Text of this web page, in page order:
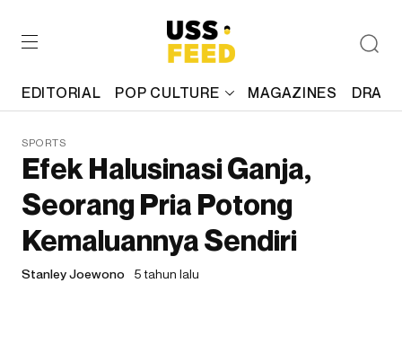
EDITORIAL POP CULTURE MAGAZINES
SPORTS
Efek Halusinasi Ganja,
Seorang Pria Potong
Kemaluannya Sendiri
Stanley Joewono 5 tahun lalu